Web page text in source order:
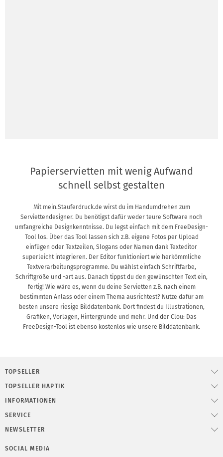
Papierservietten mit wenig Aufwand
schnell selbst gestalten
Mit mein.Stauferdruck.de wirst du im Handumdrehen zum
Serviettendesigner. Du benötigst dafür weder teure Software noch
umfangreiche Designkenntnisse. Du legst einfach mit dem FreeDesign-
Tool los. Über das Tool lassen sich z.B. eigene Fotos per Upload
einfügen oder Textzeilen, Slogans oder Namen dank Texteditor
superleicht integrieren. Der Editor funktioniert wie herkömmliche
Textverarbeitungsprogramme. Du wählst einfach Schriftfarbe,
Schriftgröße und -art aus. Danach tippst du den gewünschten Text ein,
fertig! Wie wäre es, wenn du deine Servietten z.B. nach einem
bestimmten Anlass oder einem Thema ausrichtest? Nutze dafür am
besten unsere riesige Bilddatenbank. Dort findest du Illustrationen,
Grafiken, Vorlagen, Hintergründe und mehr. Und der Clou: Das
FreeDesign-Tool ist ebenso kostenlos wie unsere Bilddatenbank.
TOPSELLER
TOPSELLER HAPTIK
INFORMATIONEN
SERVICE
NEWSLETTER
SOCIAL MEDIA